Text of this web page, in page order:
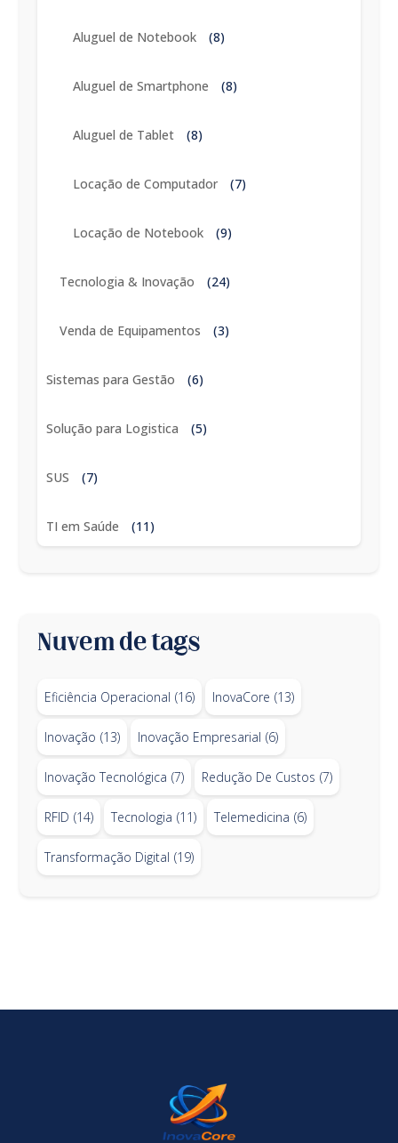
Aluguel de Notebook (8)
Aluguel de Smartphone (8)
Aluguel de Tablet (8)
Locação de Computador (7)
Locação de Notebook (9)
Tecnologia & Inovação (24)
Venda de Equipamentos (3)
Sistemas para Gestão (6)
Solução para Logistica (5)
SUS (7)
TI em Saúde (11)
Nuvem de tags
Eficiência Operacional (16) InovaCore (13)
Inovação (13) Inovação Empresarial (6)
Inovação Tecnológica (7) Redução De Custos (7)
RFID (14) Tecnologia (11) Telemedicina (6)
Transformação Digital (19)